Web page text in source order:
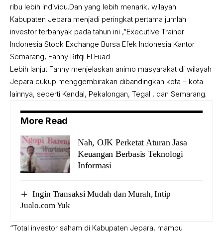
ribu lebih individu.Dan yang lebih menarik, wilayah
Kabupaten Jepara menjadi peringkat pertama jumlah
investor terbanyak pada tahun ini ,”Executive Trainer
Indonesia Stock Exchange Bursa Efek Indonesia Kantor
Semarang, Fanny Rifqi El Fuad
Lebih lanjut Fanny menjelaskan animo masyarakat di wilayah
Jepara cukup menggembirakan dibandingkan kota – kota
lainnya, seperti Kendal, Pekalongan, Tegal , dan Semarang.
More Read
Nah, OJK Perketat Aturan Jasa
Keuangan Berbasis Teknologi
Informasi
Ingin Transaksi Mudah dan Murah, Intip
Jualo.com Yuk
“Total investor saham di Kabupaten Jepara, mampu